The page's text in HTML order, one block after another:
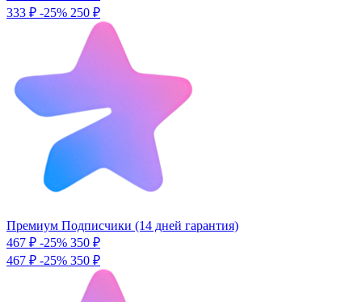
333 ₽ -25% 250 ₽
Премиум Подписчики (14 дней гарантия)
467 ₽ -25% 350 ₽
467 ₽ -25% 350 ₽